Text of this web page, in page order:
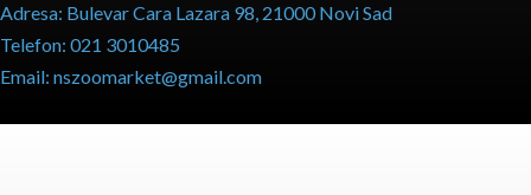
Adresa: Bulevar Cara Lazara 98, 21000 Novi Sad
Telefon: 021 3010485
Email: nszoomarket@gmail.com